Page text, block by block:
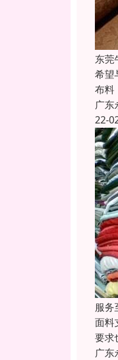
东莞
希望
布料
广东
22-
服务
面料
要求
广东